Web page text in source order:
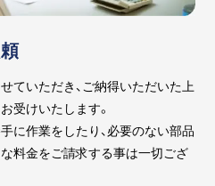
ていただき、ご納得いただいた上
受けいたします。
に作業をしたり、必要のない部品
料金をご請求する事は一切ござ